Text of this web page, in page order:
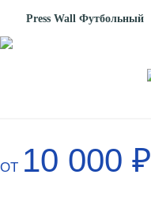
Press Wall Футбольный
ОТ 10 000 ₽